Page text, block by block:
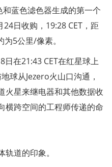
蓝色滤色器生成的第一个
日收购，19:28 CET，距
5公里/像素。
在21:43 CET在红星球上
球从Jezero火山口沟通，
火星来继电器和其他数据收
横跨空间的工程师传递的命
道的印象。